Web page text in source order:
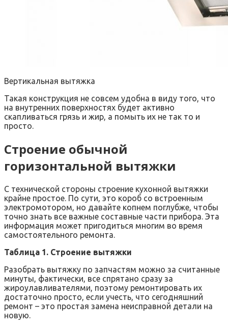
Вертикальная вытяжка
Такая конструкция не совсем удобна в виду того, что
на внутренних поверхностях будет активно
скапливаться грязь и жир, а помыть их не так то и
просто.
Строение обычной
горизонтальной вытяжки
С технической стороны строение кухонной вытяжки
крайне простое. По сути, это короб со встроенным
электромотором, но давайте копнем поглубже, чтобы
точно знать все важные составные части прибора. Эта
информация может пригодиться многим во время
самостоятельного ремонта.
Таблица 1. Строение вытяжки
Разобрать вытяжку по запчастям можно за считанные
минуты, фактически, все спрятано сразу за
жироулавливателями, поэтому ремонтировать их
достаточно просто, если учесть, что сегодняшний
ремонт – это простая замена неисправной детали на
новую.